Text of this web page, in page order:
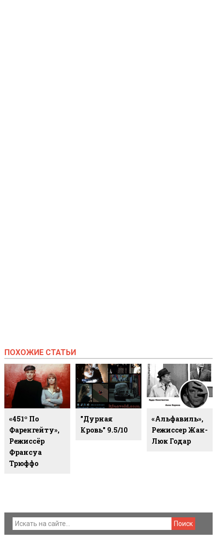
ПОХОЖИЕ СТАТЬИ
«451º По
Фаренгейту»,
Режиссёр
Франсуа
Трюффо
"Дурная
Кровь" 9.5/10
«Альфавиль»,
Режиссер Жан-
Люк Годар